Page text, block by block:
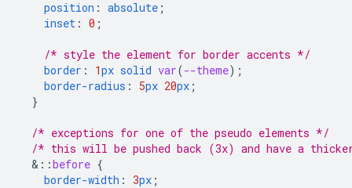
position : absolute ;
inset : 0 ;
/* style the element for border accents */
border : 1px solid var(--theme);
border-radius : 5px 20px ;
}
/* exceptions for one of the pseudo elements */
/* this will be pushed back (3x) and have a
& ::before {
border-width : 3px ;